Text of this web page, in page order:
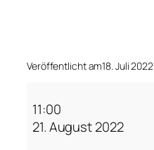
Veröffentlicht am18. Juli 2022
u11:00
21. August 2022